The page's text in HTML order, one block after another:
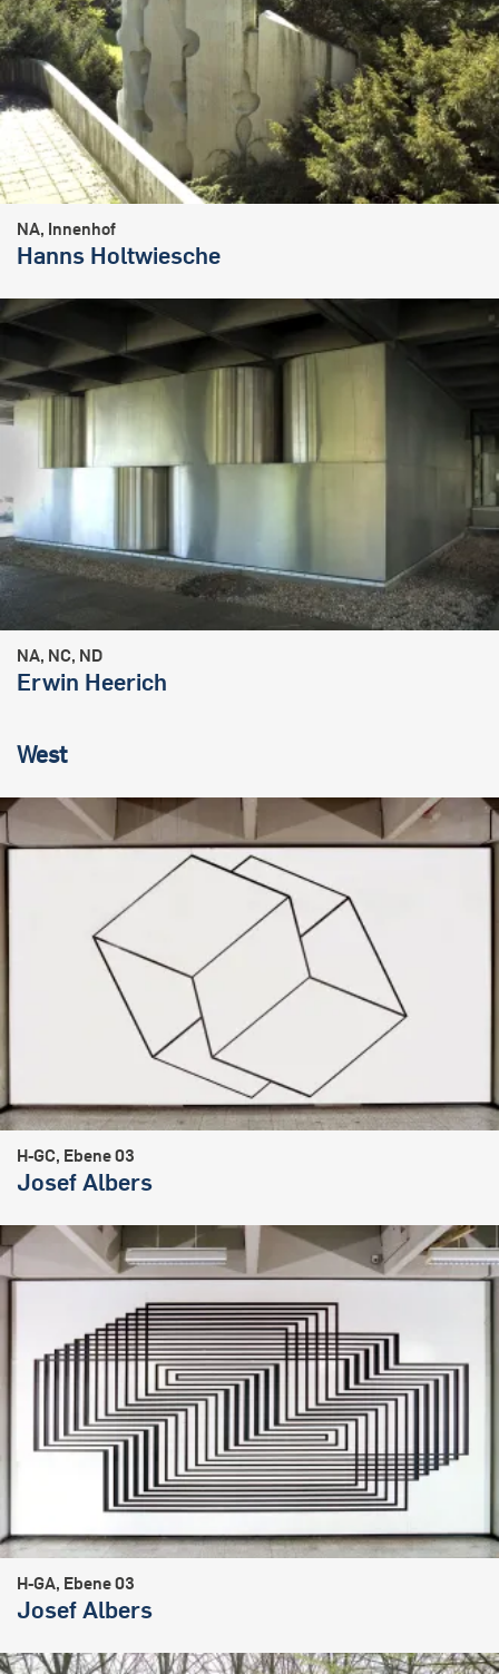
NA, Innenhof
Hanns Holtwiesche
NA, NC, ND
Erwin Heerich
West
H-GC, Ebene 03
Josef Albers
H-GA, Ebene 03
Josef Albers